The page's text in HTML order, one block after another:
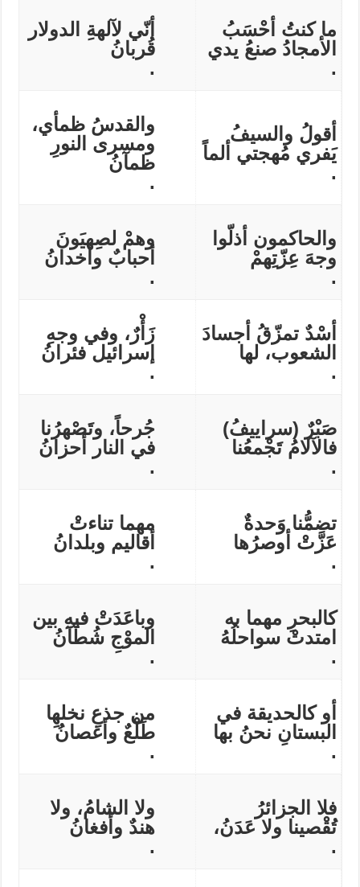
ما كنتُ أحْسَبُ
الأمجادُ صنعُ يدي
.
أنّي لآلهةِ الدولار
قُربانُ
.
أقولُ والسيفُ
يَفري مُهجتي ألماً
.
والقدسُ ظمأي،
ومسرى النورِ
ظمآنُ
.
والحاكمون أذلّوا
وجهَ عِزّتِهمْ
.
وهمْ لصِهيَونَ
أحبابٌ وأخدانُ
.
أسْدٌ تمزّقُ أجسادَ
الشعوب، لها
.
زَأْرٌ، وفي وجهِ
إسرائيل فئرانُ
.
صَبْرٌ (سراييفُ)
فالآلامُ تَجْمعُنا
.
جُرحاً، وتَصْهرُنا
في النار أحزانُ
.
تضمُّنا وَحدةٌ
عَزَّتْ أوصرُها
.
مهما تناءتْ
أقاليم وبلدانُ
.
كالبحرِ مهما به
امتدتْ سواحلُهُ
.
وباعَدَتْ فيهِ بين
الموْجِ شُطْآنُ
.
أو كالحديقة في
البستانِ نحنُ بها
.
من جذعِ نخلهِا
طَلْعٌ وأغصانُ
.
فلا الجزائرُ
تُقْصينا ولا عَدَنُ،
.
ولا الشامُ، ولا
هندٌ وأفغانُ
.